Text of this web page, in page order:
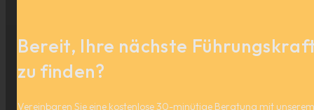
Bereit, Ihre nächste
zu finden?
Vereinbaren Sie eine kostenlose 30-minütige Beratung mit unserem